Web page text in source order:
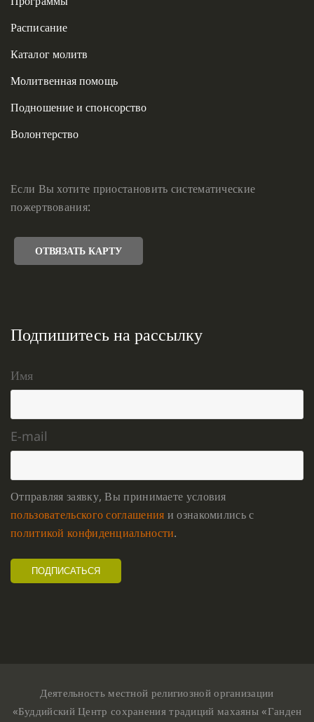
Расписание
Каталог молитв
Молитвенная помощь
Подношение и спонсорство
Волонтерство
Если Вы хотите приостановить систематические
пожертвования:
ОТВЯЗАТЬ КАРТУ
Подпишитесь на рассылку
Имя
E-mail
Отправляя заявку, Вы принимаете условия
пользовательского соглашения и ознакомились с
политикой конфиденциальности.
Деятельность местной религиозной организации
«Буддийский Центр сохранения традиций махаяны «Ганден